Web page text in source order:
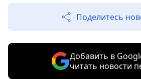
Поделитесь
Добавить в
читать новости